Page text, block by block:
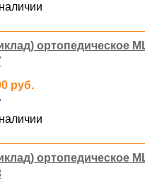
ортопедическое
руб.
ортопедическое